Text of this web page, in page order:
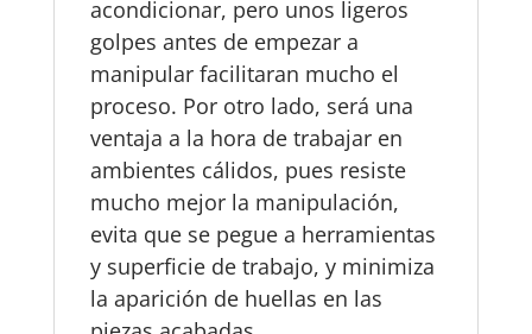
acondicionar, pero unos ligeros
golpes antes de empezar a
manipular facilitaran mucho el
proceso. Por otro lado, será una
ventaja a la hora de trabajar en
ambientes cálidos, pues resiste
mucho mejor la manipulación,
evita que se pegue a herramientas
y superficie de trabajo, y minimiza
la aparición de huellas en las